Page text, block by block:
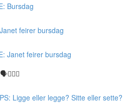
Bursdag
feirer bursdag
Janet feirer bursdag
Ligge eller legge? Sitte eller sette?